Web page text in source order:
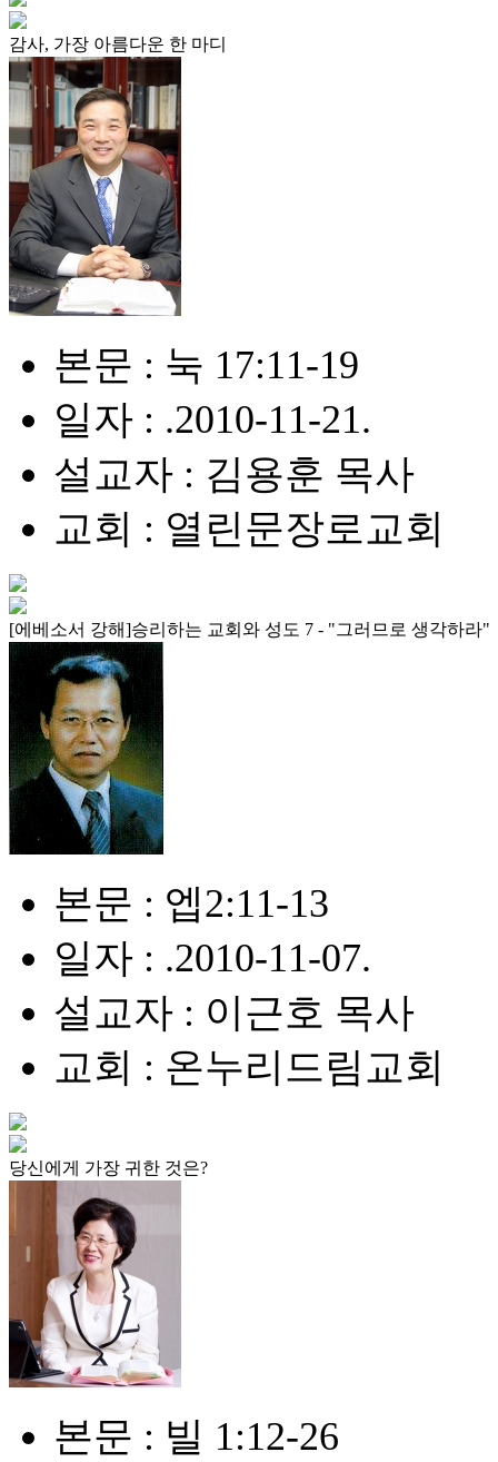
감사, 가장 아름다운 한 마디
본문 : 눅 17:11-19
일자 : .2010-11-21.
설교자 : 김용훈 목사
교회 : 열린문장로교회
[에베소서 강해]승리하는 교회와 성도 7 - "그러므로 생각하라"
본문 : 엡2:11-13
일자 : .2010-11-07.
설교자 : 이근호 목사
교회 : 온누리드림교회
당신에게 가장 귀한 것은?
본문 : 빌 1:12-26